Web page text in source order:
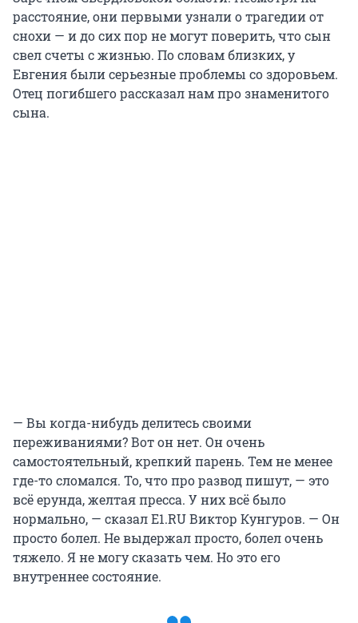
расстояние, они первыми узнали о трагедии от
снохи — и до сих пор не могут поверить, что сын
свел счеты с жизнью. По словам близких, у
Евгения были серьезные проблемы со здоровьем.
Отец погибшего рассказал нам про знаменитого
сына.
— Вы когда-нибудь делитесь своими
переживаниями? Вот он нет. Он очень
самостоятельный, крепкий парень. Тем не менее
где-то сломался. То, что про развод пишут, — это
всё ерунда, желтая пресса. У них всё было
нормально, — сказал E1.RU Виктор Кунгуров. — Он
просто болел. Не выдержал просто, болел очень
тяжело. Я не могу сказать чем. Но это его
внутреннее состояние.